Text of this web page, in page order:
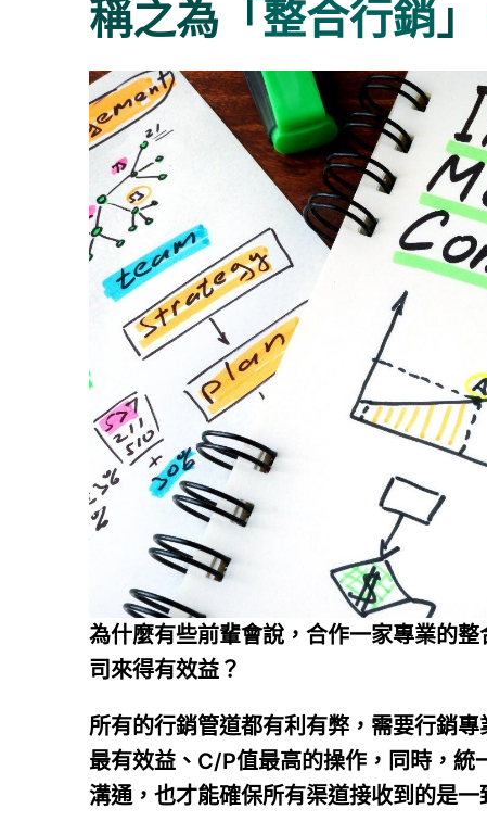
稱之為「整合行銷」
為什麼有些前輩會說，合作一家專業的
司來得有效益？
所有的行銷管道都有利有弊，需要行銷
最有效益、C/P值最高的操作，同時，
溝通，也才能確保所有渠道接收到的是